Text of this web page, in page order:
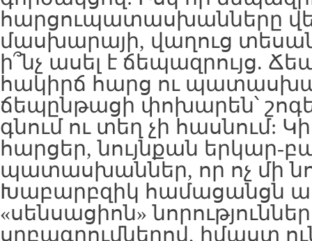
հարցուպատասխանները
մասխարայի, վաղուց
ի՞նչ ասել է ճեպազրույց.
հակիրճ հարց ու
ճեպընթացի փոխարեն՝
գնում ու տեղ չի հասնում:
հարցեր, նույնքան երկար-
պատասխաններ, որ ոչ մի
Խաբարբզիկ համացանցն
«սենսացիոն»
սրբագրումներով, իմաստ